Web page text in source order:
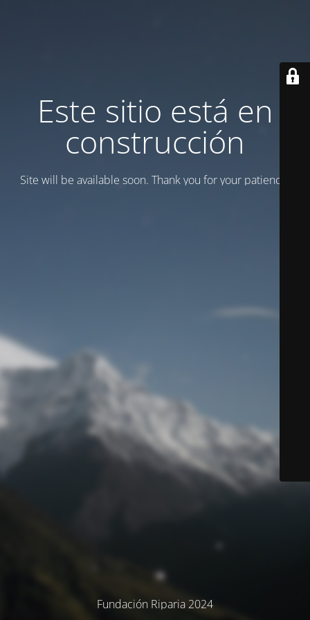
Este sitio está en
construcción
Site will be available soon. Thank you for your patience!
Fundación Riparia 2024